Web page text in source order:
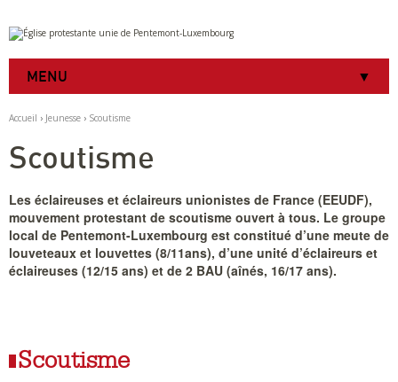
Aller
au
contenu.
à
navigation
Outils
personnels
MENU
Accueil › Jeunesse › Scoutisme
Scoutisme
Les éclaireuses et éclaireurs unionistes de France (EEUDF),
mouvement protestant de scoutisme ouvert à tous. Le groupe
local de Pentemont-Luxembourg est constitué d’une meute de
louveteaux et louvettes (8/11ans), d’une unité d’éclaireurs et
éclaireuses (12/15 ans) et de 2 BAU (aînés, 16/17 ans).
Scoutisme